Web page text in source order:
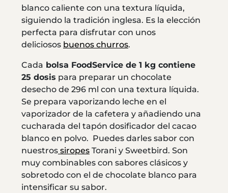
blanco caliente con una textura líquida,
siguiendo la tradición inglesa. Es la elección
perfecta para disfrutar con unos
deliciosos buenos churros.
Cada bolsa FoodService de 1 kg contiene
25 dosis para preparar un chocolate
desecho de 296 ml con una textura líquida.
Se prepara vaporizando leche en el
vaporizador de la cafetera y añadiendo una
cucharada del tapón dosificador del cacao
blanco en polvo. Puedes darles sabor con
nuestros siropes Torani y Sweetbird. Son
muy combinables con sabores clásicos y
sobretodo con el de chocolate blanco para
intensificar su sabor.